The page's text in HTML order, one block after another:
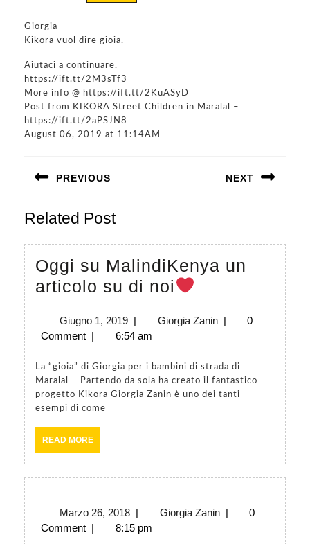
Giorgia
Kikora vuol dire gioia.
Aiutaci a continuare.
https://ift.tt/2M3sTf3
More info @ https://ift.tt/2KuASyD
Post from KIKORA Street Children in Maralal –
https://ift.tt/2aPSJN8
August 06, 2019 at 11:14AM
articoliPREVIOUS
post:
NEXT
Related Post
Oggi su MalindiKenya un
articolo su di noi
MalindiKenya
articolo
su
Giugno 1, 2019Giugno
1,
| Giorgia ZaninGiorgia
|
0
Comment | 6:54 am
La “gioia” di Giorgia per i bambini di strada di
Maralal – Partendo da sola ha creato il fantastico
progetto Kikora Giorgia Zanin è uno dei tanti
esempi di come
READ MOREREAD
MORE
Marzo 26, 2018Marzo
26,
| Giorgia ZaninGiorgia
|
0
Comment | 8:15 pm